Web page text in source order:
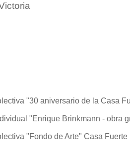
"30 aniversario de la Casa
"Enrique Brinkmann - obra
"Fondo de Arte" Casa Fuerte